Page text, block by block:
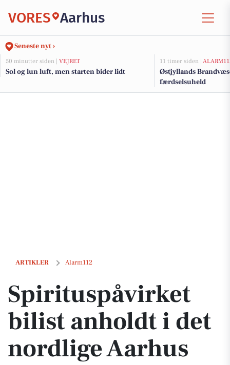
VORES Aarhus
Seneste nyt ›
50 minutter siden | VEJRET
Sol og lun luft, men starten bider lidt
11 timer siden |
Østjyllands
færdselsuheld
ARTIKLER Alarm112
Spirituspåvirket bilist anholdt i det nordlige Aarhus
Spirituspåvirket
bilist anholdt i det
nordlige Aarhus